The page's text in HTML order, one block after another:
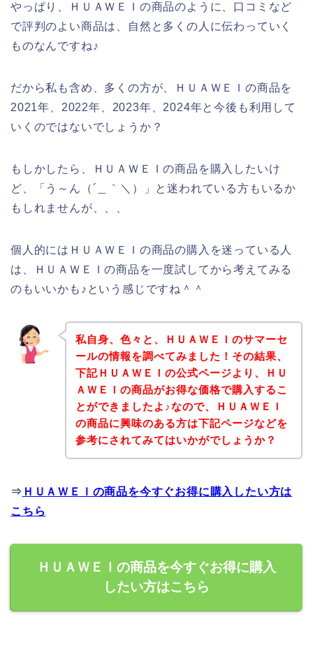
やっぱり、ＨＵＡＷＥＩの商品のように、口コミなど
で評判のよい商品は、自然と多くの人に伝わっていく
ものなんですね♪
だから私も含め、多くの方が、ＨＵＡＷＥＩの商品を
2021年、2022年、2023年、2024年と今後も利用して
いくのではないでしょうか？
もしかしたら、ＨＵＡＷＥＩの商品を購入したいけ
ど、「う～ん（´＿｀＼）」と迷われている方もいるか
もしれませんが、、、
個人的にはＨＵＡＷＥＩの商品の購入を迷っている人
は、ＨＵＡＷＥＩの商品を一度試してから考えてみる
のもいいかも♪という感じですね＾＾
私自身、色々と、ＨＵＡＷＥＩのサマーセ
ールの情報を調べてみました！その結果、
下記ＨＵＡＷＥＩの公式ページより、ＨＵ
ＡＷＥＩの商品がお得な価格で購入するこ
とができましたよ♪なので、ＨＵＡＷＥＩ
の商品に興味のある方は下記ページなどを
参考にされてみてはいかがでしょうか？
⇒ ＨＵＡＷＥＩの商品を今すぐお得に購入したい方は
こちら
ＨＵＡＷＥＩの商品を今すぐお得に購入
したい方はこちら